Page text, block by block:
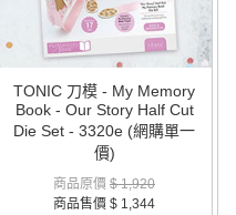
TONIC 刀模 - My Memory
Book - Our Story Half Cut
Die Set - 3320e (網購單一
價)
商品原價 $ 1,920
商品售價 $ 1,344